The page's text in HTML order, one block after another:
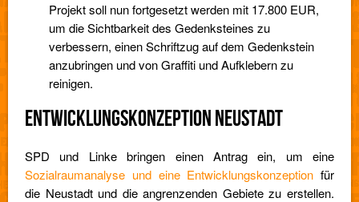
Projekt soll nun fortgesetzt werden mit 17.800 EUR,
um die Sichtbarkeit des Gedenksteines zu
verbessern, einen Schriftzug auf dem Gedenkstein
anzubringen und von Graffiti und Aufklebern zu
reinigen.
ENTWICKLUNGSKONZEPTION NEUSTADT
SPD und Linke bringen einen Antrag ein, um eine
Sozialraumanalyse und eine Entwicklungskonzeption für
die Neustadt und die angrenzenden Gebiete zu erstellen.